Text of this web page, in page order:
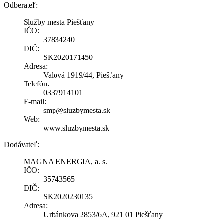
Odberateľ:
Služby mesta Piešťany
IČO:
37834240
DIČ:
SK2020171450
Adresa:
Valová 1919/44, Piešťany
Telefón:
0337914101
E-mail:
smp@sluzbymesta.sk
Web:
www.sluzbymesta.sk
Dodávateľ:
MAGNA ENERGIA, a. s.
IČO:
35743565
DIČ:
SK2020230135
Adresa:
Urbánkova 2853/6A, 921 01 Piešťany